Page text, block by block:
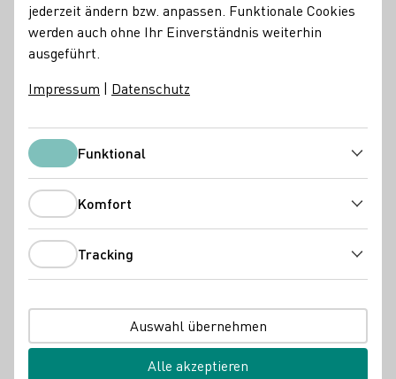
Pressemeldungen
Das IMW zeigte sich sehr erfreut darüber, dass sich das
DWI seiner internationalen Unterstützergemeinschaft als
Major Supporter (Hauptsponsor) angeschlossen hat. Die
offizielle Zusammenarbeit unterstreiche noch einmal den
jederzeit ändern bzw. anpassen. Funktionale Cookies
werden auch ohne Ihr Einverständnis weiterhin
ausgeführt.
Impressum | Datenschutz
FunktionalFunktional
Komfort
Tracking
Auswahl übernehmen
Alle akzeptieren